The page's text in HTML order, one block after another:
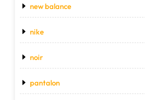
new balance
nike
noir
pantalon